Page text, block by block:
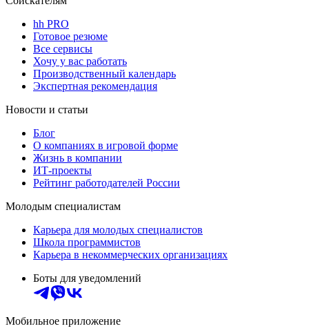
hh PRO
Готовое резюме
Все сервисы
Хочу у вас работать
Производственный календарь
Экспертная рекомендация
Новости и статьи
Блог
О компаниях в игровой форме
Жизнь в компании
ИТ-проекты
Рейтинг работодателей России
Молодым специалистам
Карьера для молодых специалистов
Школа программистов
Карьера в некоммерческих организациях
Боты для уведомлений
Мобильное приложение